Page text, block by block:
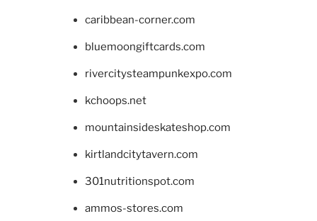
caribbean-corner.com
bluemoongiftcards.com
rivercitysteampunkexpo.com
kchoops.net
mountainsideskateshop.com
kirtlandcitytavern.com
301nutritionspot.com
ammos-stores.com